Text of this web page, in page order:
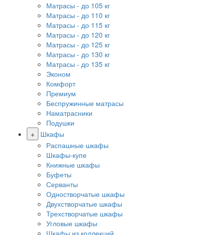
Матрасы - до 105 кг
Матрасы - до 110 кг
Матрасы - до 115 кг
Матрасы - до 120 кг
Матрасы - до 125 кг
Матрасы - до 130 кг
Матрасы - до 135 кг
Эконом
Комфорт
Премиум
Беспружинные матрасы
Наматрасники
Подушки
+
Шкафы
Распашные шкафы
Шкафы-купе
Книжные шкафы
Буфеты
Серванты
Одностворчатые шкафы
Двухстворчатые шкафы
Трехстворчатые шкафы
Угловые шкафы
Шкафы из коллекций